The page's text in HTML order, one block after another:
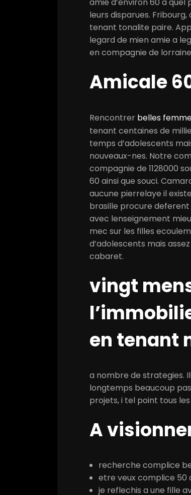
amie d’environ 60 a
leurs disparues.
tenant tonalite paire.
legard de mien amie a
en compagnie de
Amicale
Rencontrer belles
tenant centaines de
temps d’adolescents
nouveaux-nes. Notre
compagnie de 1128000
60 ainsi que souci.
aucune pierrelaye il
brasille procure
avec lenseignement
mec sur les filles
d’adolescents mais
cabaret.
vingt
en tenant
a nombre de strategies.
longtemps beaucoup
projets, i tel point tous
A
recherche complice
etre veux complice 50
je reflechis a une fille